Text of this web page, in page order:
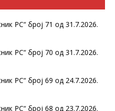
РС“ број 71 од 31.7.2026.
РС“ број 70 од 31.7.2026.
РС“ број 69 од 24.7.2026.
РС“ број 68 од 23.7.2026.